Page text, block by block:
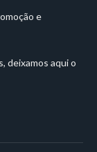
e
deixamos aqui o